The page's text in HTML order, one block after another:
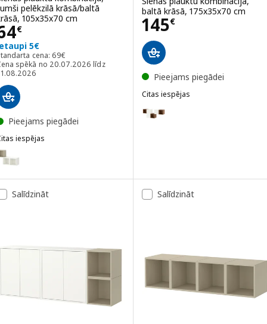
pelēkzilā krāsā/baltā
105x35x70 cm
€ 64€
5€
cena: 69€
Standarta cena: 69€
spēkā no 20.07.2026 līdz
Pieejams piegādei
iespējas
EKET, Sienas plauktu kombinācija, smilškrāsā/baltā krāsā,
EKET, Sienas plauktu kombinācija, brūnā krāsā riekstkoka
EKET, Sienas plauktu kombinācija, tumši pelēkā krāsā,
EKET, Sienas plauktu kombinācija, baltā krāsā, 105x35x70
EKET, Sienas plauktu kombinācija, gaiši violetā krāsā/baltā
baltā krāsā, 175x35x70 cm
145€
Cena 145€
Pieejams piegādei
Citas iespējas
Variants: EKET, Sienas
Salīdzināt Salīdzināt